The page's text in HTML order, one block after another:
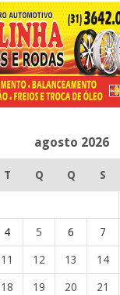
agosto 2026
T Q Q S
4 5 6 7
11 12 13 14
18 19 20 21